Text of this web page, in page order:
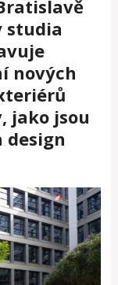
studia
nových
jako jsou